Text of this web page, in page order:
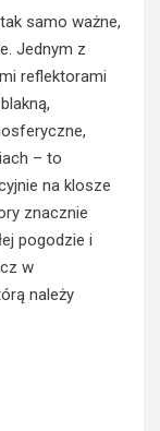
samo ważne,
Jednym z
reflektorami
– to
na klosze
znacznie
pogodzie i
w
należy